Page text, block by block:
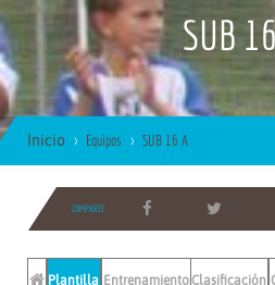
SUB
Inicio Equipos SUB 16 A
COMPARTE
Plantilla EntrenamientosClasificación